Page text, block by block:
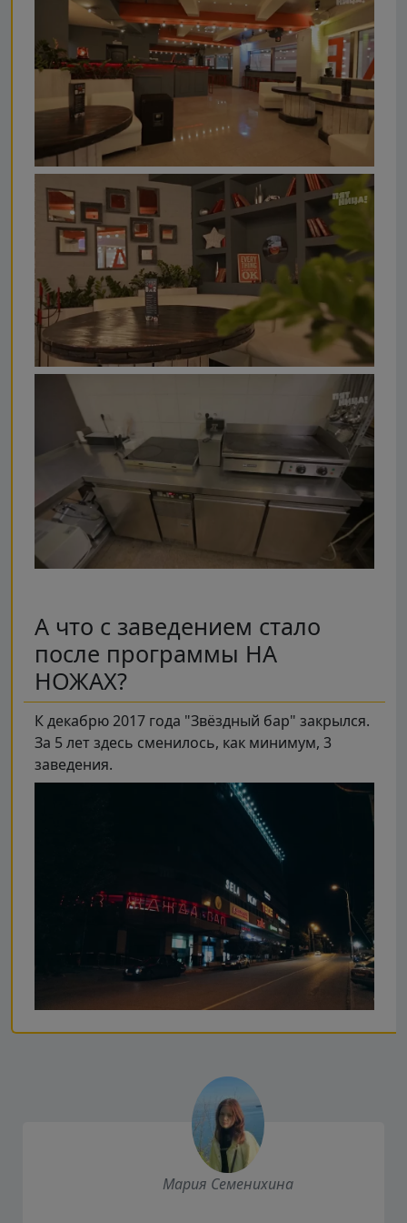
А что с заведением стало
после программы НА
НОЖАХ?
К декабрю 2017 года "Звёздный бар" закрылся.
За 5 лет здесь сменилось, как минимум, 3
заведения.
Мария Семенихина